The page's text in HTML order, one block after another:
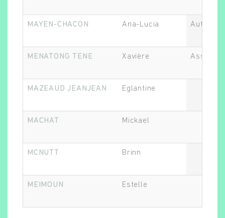
MAYEN-CHACON Ana-Lucia Autre
MENATONG TENE Xavière
MAZEAUD JEANJEAN Eglantine
MACHAT Mickael
MCNUTT Brinn
MEIMOUN Estelle